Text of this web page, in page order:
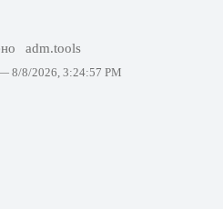
adm.tools
— 8/8/2026, 3:24:57 PM